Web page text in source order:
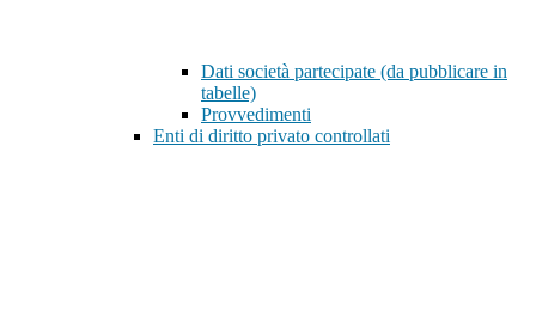
Dati società partecipate (da pubblicare in
tabelle)
Provvedimenti
Enti di diritto privato controllati